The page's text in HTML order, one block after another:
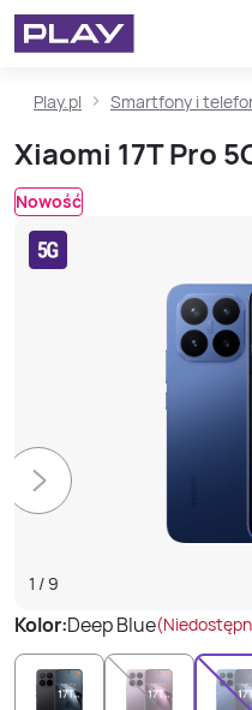
Play.pl Smartfony i
Xiaomi 17T Pro
Nowość
1 / 9
Kolor:Deep Blue